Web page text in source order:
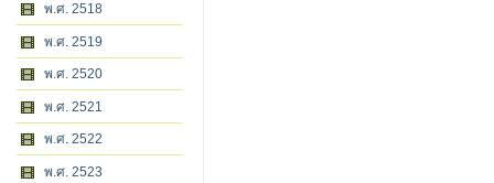
พ.ศ. 2518
พ.ศ. 2519
พ.ศ. 2520
พ.ศ. 2521
พ.ศ. 2522
พ.ศ. 2523